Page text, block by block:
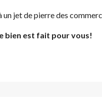
un jet de pierre des
bien est fait pour vous!